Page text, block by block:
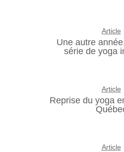
Article
Une autre
série de yoga
Article
Reprise du yoga
Article